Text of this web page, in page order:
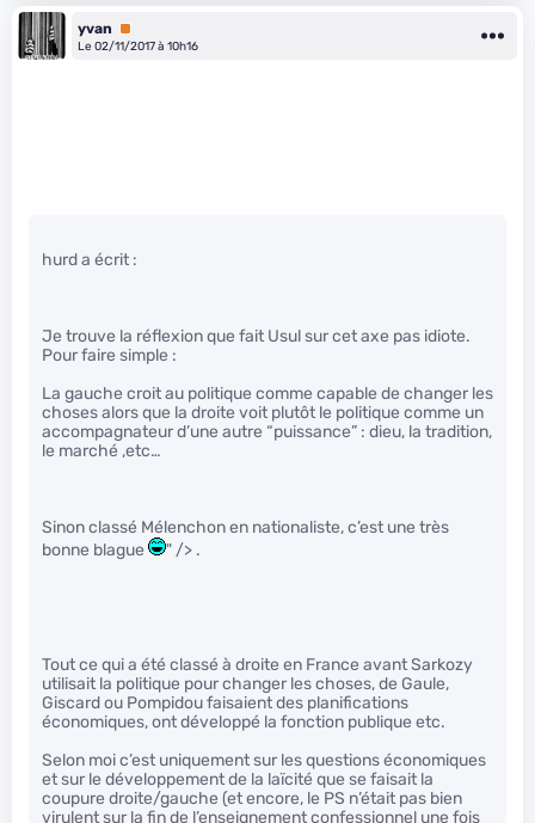
yvan
Premium
Le 02/11/2017 à 10h16
hurd a écrit :
Je trouve la réflexion que fait Usul sur cet axe pas idiote.
Pour faire simple :
La gauche croit au politique comme capable de changer les
choses alors que la droite voit plutôt le politique comme un
accompagnateur d’une autre “puissance” : dieu, la tradition,
le marché ,etc…
Sinon classé Mélenchon en nationaliste, c’est une très
bonne blague
" /> .
Tout ce qui a été classé à droite en France avant Sarkozy
utilisait la politique pour changer les choses, de Gaule,
Giscard ou Pompidou faisaient des planifications
économiques, ont développé la fonction publique etc.
Selon moi c’est uniquement sur les questions économiques
et sur le développement de la laïcité que se faisait la
coupure droite/gauche (et encore, le PS n’était pas bien
virulent sur la fin de l’enseignement confessionnel une fois